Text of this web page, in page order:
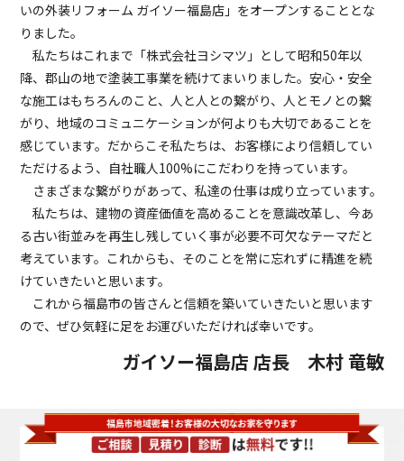
いの外装リフォーム ガイソー福島店」をオープンすることとな
りました。
私たちはこれまで「株式会社ヨシマツ」として昭和50年以
降、郡山の地で塗装工事業を続けてまいりました。安心・安全
な施工はもちろんのこと、人と人との繋がり、人とモノとの繋
がり、地域のコミュニケーションが何よりも大切であることを
感じています。だからこそ私たちは、お客様により信頼してい
ただけるよう、自社職人100%にこだわりを持っています。
さまざまな繋がりがあって、私達の仕事は成り立っています。
私たちは、建物の資産価値を高めることを意識改革し、今あ
る古い街並みを再生し残していく事が必要不可欠なテーマだと
考えています。これからも、そのことを常に忘れずに精進を続
けていきたいと思います。
これから福島市の皆さんと信頼を築いていきたいと思います
ので、ぜひ気軽に足をお運びいただければ幸いです。
ガイソー福島店 店長 木村 竜敏